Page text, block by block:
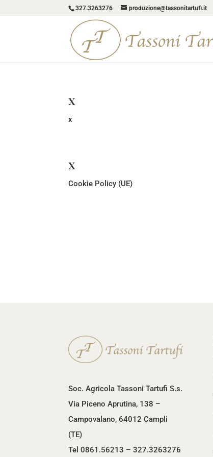
327.3263276 produzione@tassonitartufi.it
x
x
x
Cookie Policy (UE)
Soc. Agricola Tassoni Tartufi S.s.
Via Piceno Aprutina, 138 –
Campovalano, 64012 Campli
(TE)
Tel 0861.56213 – 327.3263276